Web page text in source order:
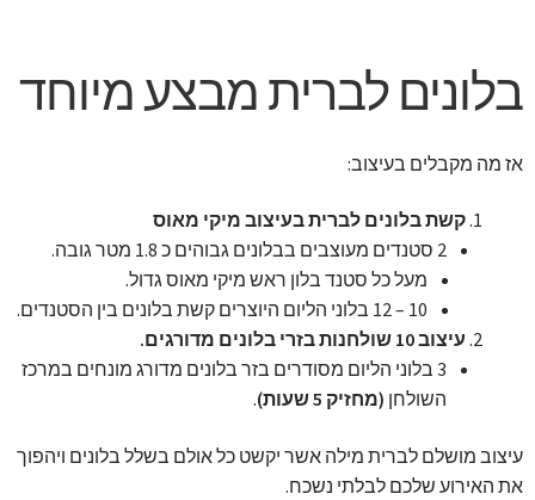
בלונים לברית מבצע מיוחד
אז מה מקבלים בעיצוב:
קשת בלונים לברית בעיצוב מיקי מאוס
2 סטנדים מעוצבים בבלונים גבוהים כ 1.8 מטר גובה.
מעל כל סטנד בלון ראש מיקי מאוס גדול.
10 – 12 בלוני הליום היוצרים קשת בלונים בין הסטנדים.
עיצוב 10 שולחנות בזרי בלונים מדורגים.
3 בלוני הליום מסודרים בזר בלונים מדורג מונחים במרכז
השולחן (מחזיק 5 שעות) .
עיצוב מושלם לברית מילה אשר יקשט כל אולם בשלל בלונים ויהפוך
את האירוע שלכם לבלתי נשכח.